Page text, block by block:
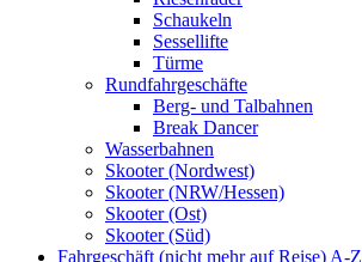
Schaukeln
Sessellifte
Türme
Rundfahrgeschäfte
Berg- und Talbahnen
Break Dancer
Wasserbahnen
Skooter (Nordwest)
Skooter (NRW/Hessen)
Skooter (Ost)
Skooter (Süd)
Fahrgeschäft (nicht mehr auf Reise) A-Z